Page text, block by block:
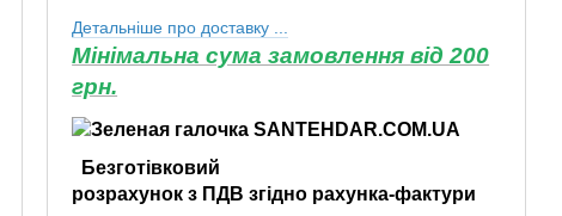
Детальніше про доставку ...
Мінімальна сума замовлення від 200
грн.
Безготівковий
розрахунок з ПДВ згідно рахунка-фактури